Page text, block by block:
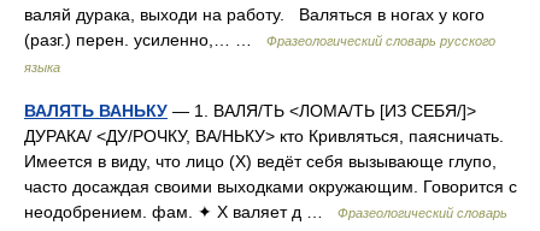
валяй дурака, выходи на работу. Валяться в ногах у кого
(разг.) перен. усиленно,… …
Фразеологический словарь русского
языка
ВАЛЯТЬ ВАНЬКУ — 1. ВАЛЯ/ТЬ <ЛОМА/ТЬ [ИЗ СЕБЯ/]>
ДУРАКА/ <ДУ/РОЧКУ, ВА/НЬКУ> кто Кривляться, паясничать.
Имеется в виду, что лицо (Х) ведёт себя вызывающе глупо,
часто досаждая своими выходками окружающим. Говорится с
неодобрением. фам. ✦ Х валяет д …
Фразеологический словарь